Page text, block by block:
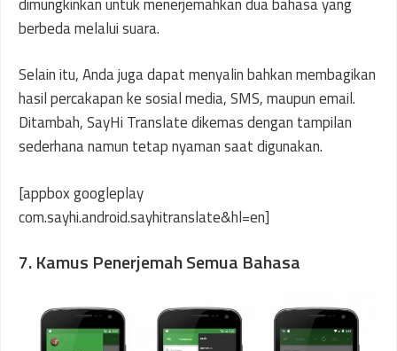
berbeda melalui suara.
Selain itu, Anda juga dapat menyalin bahkan membagikan
hasil percakapan ke sosial media, SMS, maupun email.
Ditambah, SayHi Translate dikemas dengan tampilan
sederhana namun tetap nyaman saat digunakan.
[appbox googleplay
com.sayhi.android.sayhitranslate&hl=en]
7. Kamus Penerjemah Semua Bahasa